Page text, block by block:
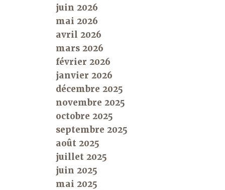
juin 2026
mai 2026
avril 2026
mars 2026
février 2026
janvier 2026
décembre 2025
novembre 2025
octobre 2025
septembre 2025
août 2025
juillet 2025
juin 2025
mai 2025